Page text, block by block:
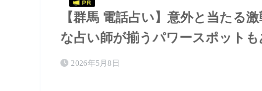
【群馬 電話占い】意外と当たる
な占い師が揃うパワースポットも
2026年5月8日